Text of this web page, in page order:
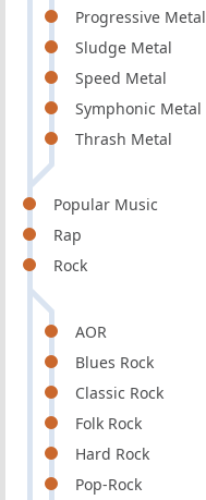
Progressive Metal
Sludge Metal
Speed Metal
Symphonic Metal
Thrash Metal
Popular Music
Rap
Rock
AOR
Blues Rock
Classic Rock
Folk Rock
Hard Rock
Pop-Rock